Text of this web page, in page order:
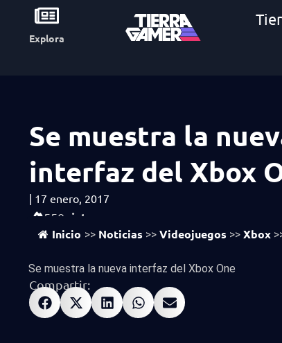
Explora
Se muestra la
interfaz del Xbox
| 17 enero, 2017
550 vistas
Inicio >> Noticias >> Videojuegos >> Xbox
Se muestra la nueva interfaz del Xbox One
Compartir: